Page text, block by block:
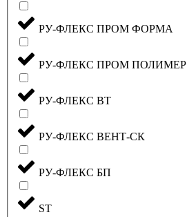
РУ-ФЛЕКС ПРОМ ФОРМА
РУ-ФЛЕКС ПРОМ ПОЛИМЕР
РУ-ФЛЕКС ВТ
РУ-ФЛЕКС ВЕНТ-СК
РУ-ФЛЕКС БП
ST